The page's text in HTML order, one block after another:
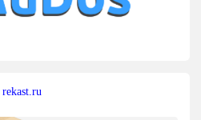
rekast.ru